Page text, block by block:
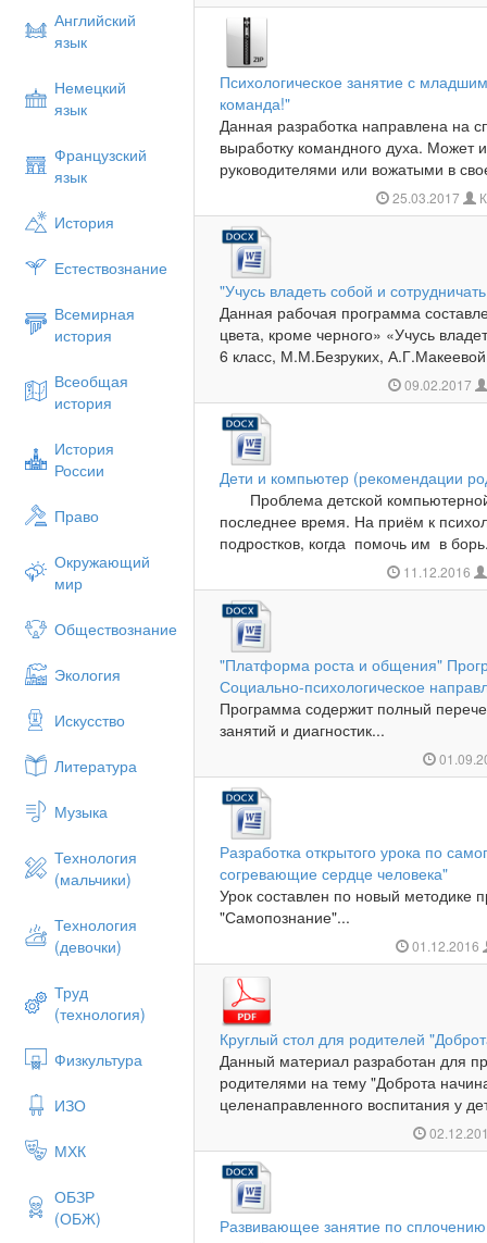
Английский
язык
Немецкий
язык
Французский
язык
История
Естествознание
Всемирная
история
Всеобщая
история
История
России
Право
Окружающий
мир
Обществознание
Экология
Искусство
Литература
Музыка
Технология
(мальчики)
Технология
(девочки)
Труд
(технология)
Физкультура
ИЗО
МХК
ОБЗР
(ОБЖ)
Психологическое занятие с
команда!"
Данная разработка направлена на
выработку командного духа. Может
руководителями или вожатыми в
25.03.2017
"Учусь владеть собой и
Данная рабочая программа
цвета, кроме черного» «Учусь
6 класс, М.М.Безруких,
09.02.2017
Дети и компьютер (рекомендации
Проблема детской компьютерной
последнее время. На приём к
подростков, когда помочь им в
11.12.2016
"Платформа роста и общения"
Социально-психологическое
Программа содержит полный
занятий и диагностик...
Разработка открытого урока по
согревающие сердце человека"
Урок составлен по новый методике
"Самопознание"...
01.12.2016
Круглый стол для родителей
Данный материал разработан для
родителями на тему "Доброта
целенаправленного воспитания у
Развивающее занятие по